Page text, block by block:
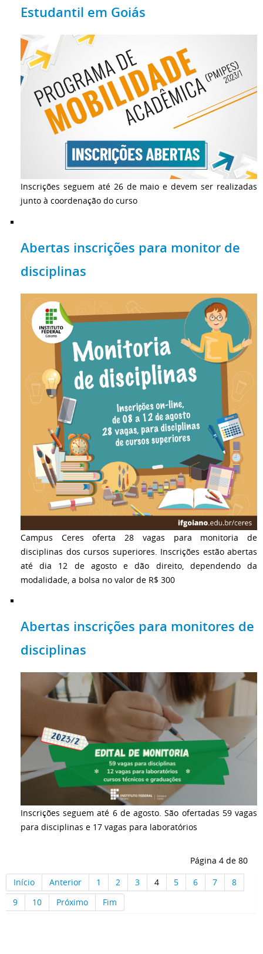
Estudantil em Goiás
Inscrições seguem até 26 de maio e devem ser realizadas
junto à coordenação do curso
Abertas inscrições para monitor de
disciplinas
Campus Ceres oferta 28 vagas para monitoria de
disciplinas dos cursos superiores. Inscrições estão abertas
até dia 12 de agosto e dão direito, dependendo da
modalidade, a bolsa no valor de R$ 300
Abertas inscrições para monitores de
disciplinas
Inscrições seguem até 6 de agosto. São ofertadas 59 vagas
para disciplinas e 17 vagas para laboratórios
Página 4 de 80
Início
Anterior 1 2 3 4 5 6 7
8
9
10 Próximo Fim